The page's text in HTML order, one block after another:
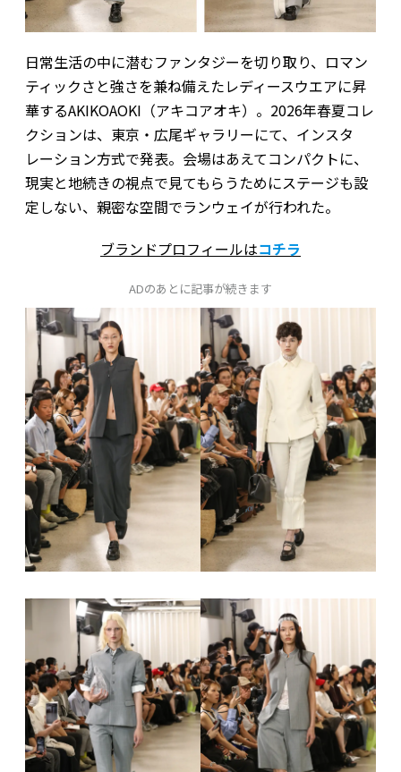
日常生活の中に潜むファンタジーを切り取り、ロマン
ティックさと強さを兼ね備えたレディースウエアに昇
華するAKIKOAOKI（アキコアオキ）。2026年春夏コレ
クションは、東京・広尾ギャラリーにて、インスタ
レーション方式で発表。会場はあえてコンパクトに、
現実と地続きの視点で見てもらうためにステージも設
定しない、親密な空間でランウェイが行われた。
ブランドプロフィールはコチラ
ADのあとに記事が続きます